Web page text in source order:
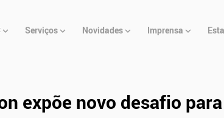
Serviços Novidades Imprensa
expõe novo desafio